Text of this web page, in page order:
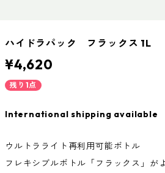
ハイドラパック フラックス 1L
¥4,620
残り1点
International shipping available
ウルトラライト再利用可能ボトル
フレキシブルボトル「フラックス」が